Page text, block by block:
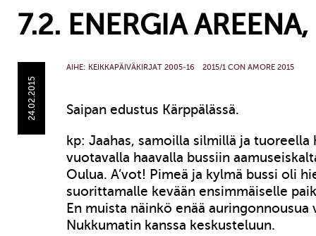
7.2. ENERGIA
24.02.2015
AIHE: KEIKKAPÄIVÄKIRJAT 2005-16 2015/1 CON AMORE 2015
Saipan edustus Kärppälässä.
kp: Jaahas, samoilla silmillä ja
vuotavalla haavalla bussiin
Oulua. A’vot! Pimeä ja kylmä bussi oli
suorittamalle kevään ensimmäiselle
En muista näinkö enää auringonnousua
Nukkumatin kanssa keskusteluun.